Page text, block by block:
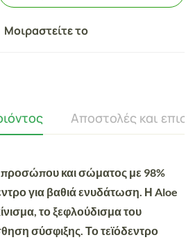
Μοιραστείτε το
Αποστολές και
προσώπου και σώματος με 98%
για βαθιά ενυδάτωση. Η Aloe
το ξεφλούδισμα του
σύσφιξης. Το τεϊόδεντρο